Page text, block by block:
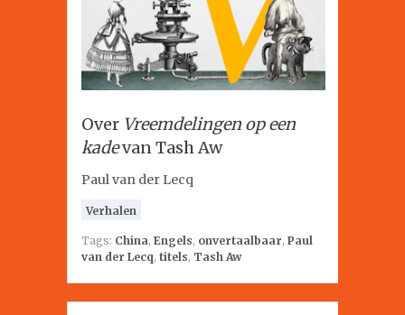
Over Vreemdelingen op een
kadevan Tash Aw
Paul van der Lecq
Verhalen
Tags: China, Engels, onvertaalbaar, Paul
van der Lecq, titels, Tash Aw